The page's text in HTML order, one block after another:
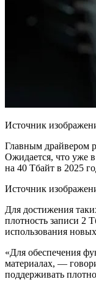
Источник
Главным драйвером
Ожидается, что уже
на 40 Тбайт в 2025
Источник
Для достижения
плотность записи 2
использования
«Для обеспечения
материалах, —
поддерживать